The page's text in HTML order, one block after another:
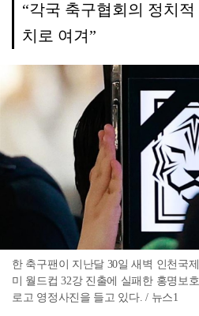
“각국 축구협회의 정치
치로 여겨”
한 축구팬이 지난달 30일 새벽 인천국
미 월드컵 32강 진출에 실패한 홍명보
로고 영정사진을 들고 있다. / 뉴스1